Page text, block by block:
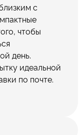
с
чтобы
день.
идеальной
по почте.